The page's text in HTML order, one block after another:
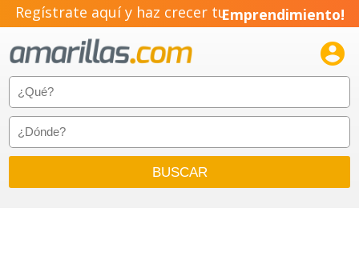
Regístrate aquí y haz crecer tuEmprendimiento!
